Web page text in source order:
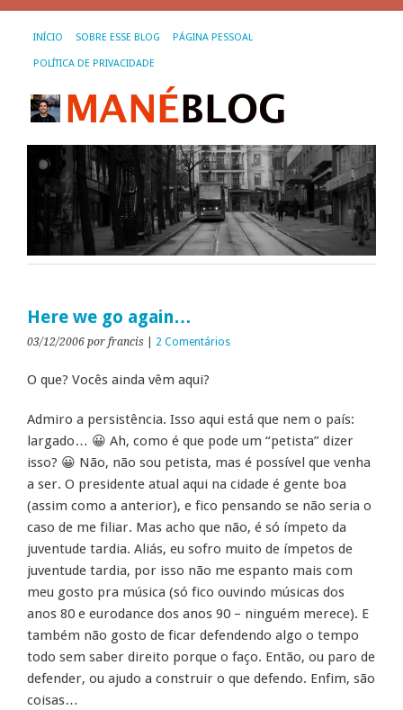
INÍCIO SOBRE ESSE BLOG PÁGINA PESSOAL
POLÍTICA DE PRIVACIDADE
Here we go again…
03/12/2006 por francis 2 Comentários
O que? Vocês ainda vêm aqui?
Admiro a persistência. Isso aqui está que nem o país:
largado… 😀 Ah, como é que pode um “petista” dizer
isso? 😀 Não, não sou petista, mas é possível que venha
a ser. O presidente atual aqui na cidade é gente boa
(assim como a anterior), e fico pensando se não seria o
caso de me filiar. Mas acho que não, é só ímpeto da
juventude tardia. Aliás, eu sofro muito de ímpetos de
juventude tardia, por isso não me espanto mais com
meu gosto pra música (só fico ouvindo músicas dos
anos 80 e eurodance dos anos 90 – ninguém merece). E
também não gosto de ficar defendendo algo o tempo
todo sem saber direito porque o faço. Então, ou paro de
defender, ou ajudo a construir o que defendo. Enfim, são
coisas…